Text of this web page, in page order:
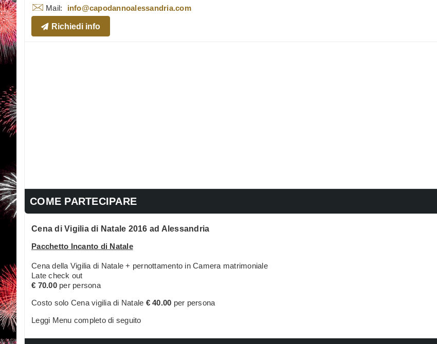
Mail: info@capodannoalessandria.com
Richiedi info
COME PARTECIPARE
Cena di Vigilia di Natale 2016 ad Alessandria
Pacchetto Incanto di Natale
Cena della Vigilia di Natale + pernottamento in Camera matrimoniale
Late check out
€ 70.00per persona
Costo solo Cena vigilia di Natale € 40.00 per persona
Leggi Menu completo di seguito